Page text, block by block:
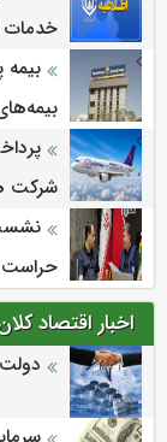
خدمات
بیمه
شرکت
نشست
حراست
اخبار اقتصاد